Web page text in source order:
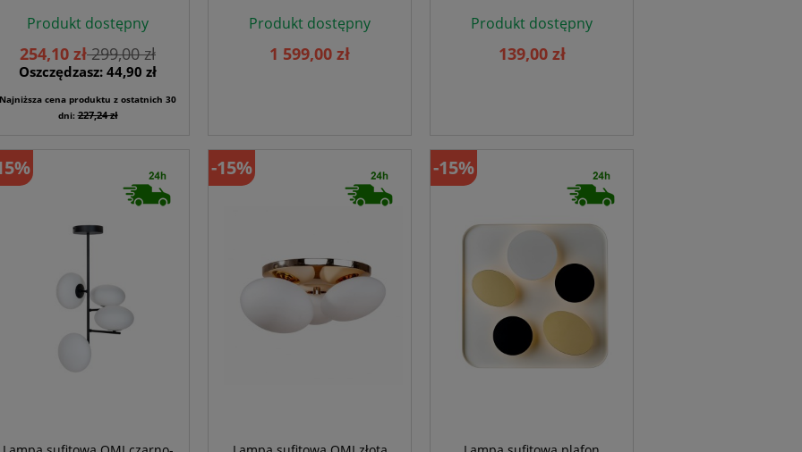
Produkt dostępny
254,10 zł299,00 zł
Oszczędzasz: 44,90 zł
Najniższa cena produktu z ostatnich 30
dni:227,24 zł
Produkt dostępny
1 599,00 zł
Produkt dostępny
139,00 zł
-15% -15%